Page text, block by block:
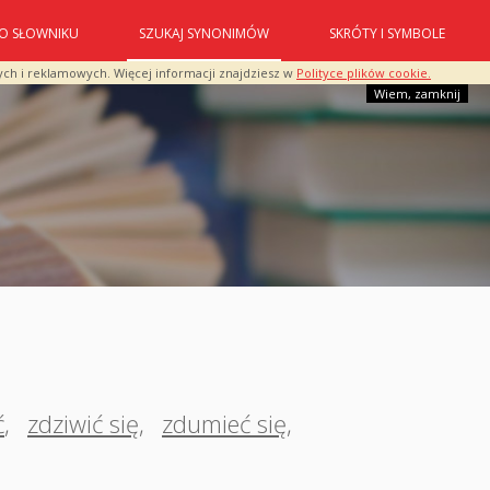
i reklamowych. Więcej informacji znajdziesz w Polityce plików cookie.
Wiem, zamknij
O SŁOWNIKU SZUKAJ SYNONIMÓW SKRÓTY I SYMBOLE
, zdziwić się, zdumieć się,